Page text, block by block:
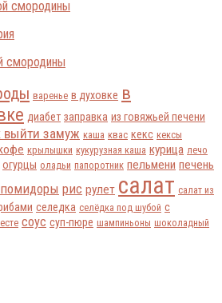
смородины
варенье в духовке в
диабет заправка из говяжьей печени
выйти замуж каша квас кекс кексы
крылышки кукурузная каша курица лечо
огурцы оладьи папоротник пельмени печень
помидоры рис рулет салат салат из
селедка селёдка под шубой с
соус суп-пюре шампиньоны шоколадный